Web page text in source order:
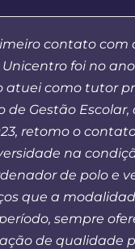
contato com
foi no ano
atuei como tutor
de Gestão Escolar,
retomo o
na
de polo e
que a
sempre
de qualidade